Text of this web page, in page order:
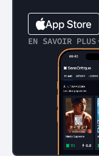
EN SAVOIR PLUS